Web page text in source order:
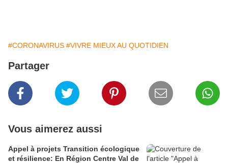
#CORONAVIRUS #VIVRE MIEUX AU QUOTIDIEN
Partager
Vous aimerez aussi
Appel à projets Transition écologique
et résilience: En Région Centre Val de